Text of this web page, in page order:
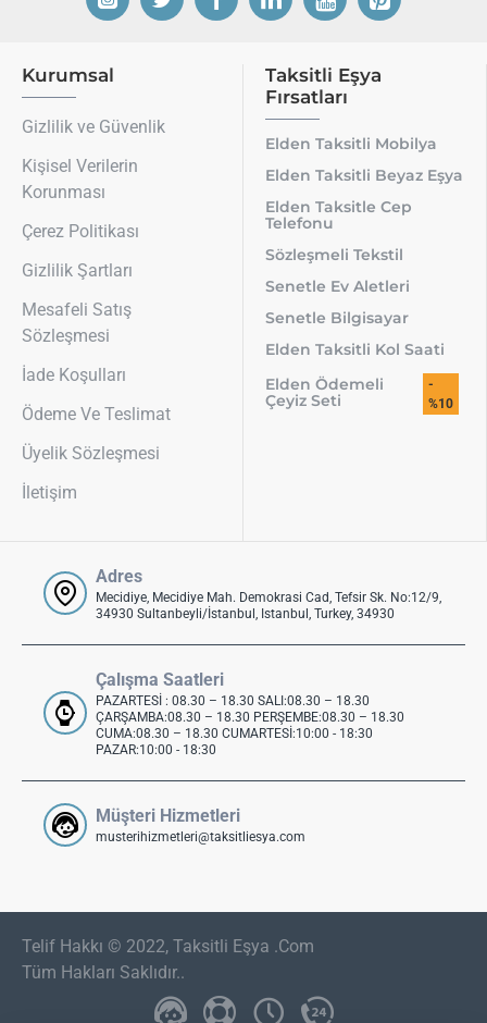
Kurumsal
Gizlilik ve Güvenlik
Kişisel Verilerin
Korunması
Çerez Politikası
Gizlilik Şartları
Mesafeli Satış
Sözleşmesi
İade Koşulları
Ödeme Ve Teslimat
Üyelik Sözleşmesi
İletişim
Taksitli Eşya
Fırsatları
Elden Taksitli Mobilya
Elden Taksitli Beyaz Eşya
Elden Taksitle Cep
Telefonu
Sözleşmeli Tekstil
Senetle Ev Aletleri
Senetle Bilgisayar
Elden Taksitli Kol Saati
Elden Ödemeli
Çeyiz Seti
-
%10
Adres
Mecidiye, Mecidiye Mah. Demokrasi Cad, Tefsir Sk. No:12/9,
34930 Sultanbeyli/İstanbul, Istanbul, Turkey, 34930
Çalışma Saatleri
PAZARTESİ : 08.30 – 18.30 SALI:08.30 – 18.30
ÇARŞAMBA:08.30 – 18.30 PERŞEMBE:08.30 – 18.30
CUMA:08.30 – 18.30 CUMARTESİ:10:00 - 18:30
PAZAR:10:00 - 18:30
Müşteri Hizmetleri
musterihizmetleri@taksitliesya.com
Telif Hakkı © 2022, Taksitli Eşya .Com
Tüm Hakları Saklıdır..